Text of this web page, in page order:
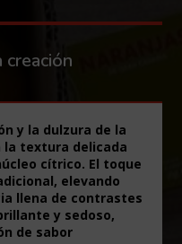
creación
y la dulzura de la
la textura delicada
cítrico. El toque
elevando
llena de contrastes
y sedoso,
de sabor